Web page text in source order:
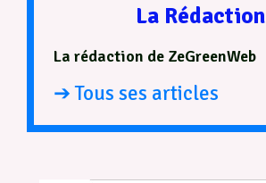
La Rédaction
La rédaction de ZeGreenWeb
➔ Tous ses articles